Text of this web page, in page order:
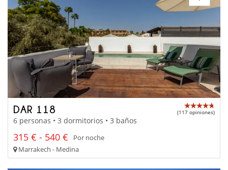
DAR 118 (117 opiniones)
6 personas • 3 dormitorios • 3 baños
315 € - 540 €
Por noche
Marrakech - Medina